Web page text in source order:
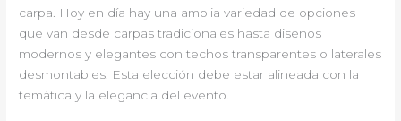
carpa. Hoy en día hay una amplia variedad de opciones
que van desde carpas tradicionales hasta diseños
modernos y elegantes con techos transparentes o laterales
desmontables. Esta elección debe estar alineada con la
temática y la elegancia del evento.